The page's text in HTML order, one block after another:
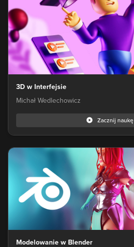
3D w Interfejsie
Michał Wedlechowicz
Zacznij naukę
Modelowanie w Blender